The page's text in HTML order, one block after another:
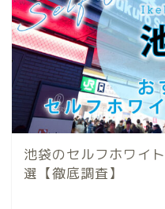
池袋のセルフホワイ
選【徹底調査】